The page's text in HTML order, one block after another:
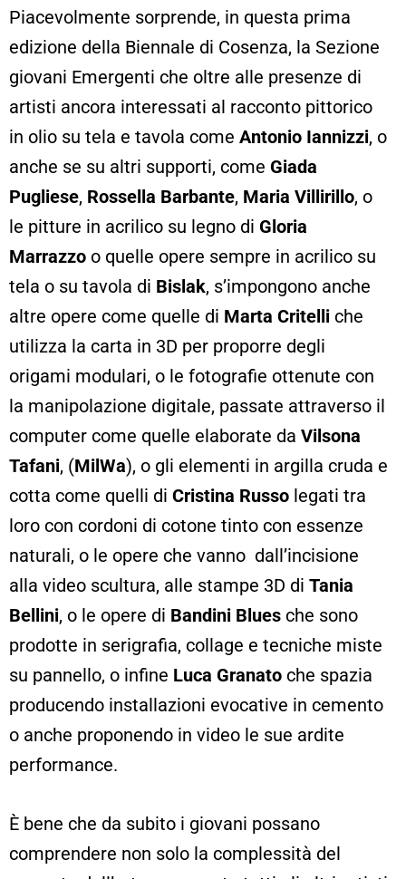
Piacevolmente sorprende, in questa prima
edizione della Biennale di Cosenza, la Sezione
giovani Emergenti che oltre alle presenze di
artisti ancora interessati al racconto pittorico
in olio su tela e tavola come Antonio Iannizzi, o
anche se su altri supporti, come Giada
Pugliese, Rossella Barbante, Maria Villirillo, o
le pitture in acrilico su legno di Gloria
Marrazzo o quelle opere sempre in acrilico su
tela o su tavola di Bislak, s’impongono anche
altre opere come quelle di Marta Critelli che
utilizza la carta in 3D per proporre degli
origami modulari, o le fotografie ottenute con
la manipolazione digitale, passate attraverso il
computer come quelle elaborate da Vilsona
Tafani, (MilWa), o gli elementi in argilla cruda e
cotta come quelli di Cristina Russo legati tra
loro con cordoni di cotone tinto con essenze
naturali, o le opere che vanno dall’incisione
alla video scultura, alle stampe 3D di Tania
Bellini, o le opere di Bandini Blues che sono
prodotte in serigrafia, collage e tecniche miste
su pannello, o infine Luca Granato che spazia
producendo installazioni evocative in cemento
o anche proponendo in video le sue ardite
performance.
È bene che da subito i giovani possano
comprendere non solo la complessità del